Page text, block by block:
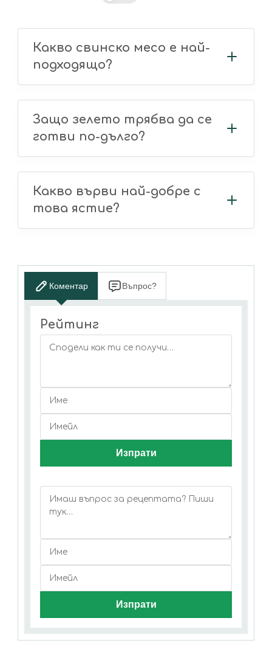
Какво свинско месо е най-
подходящо?
Защо зелето трябва да се
готви по-дълго?
Какво върви най-добре с
това ястие?
Коментар Въпрос?
Рейтинг